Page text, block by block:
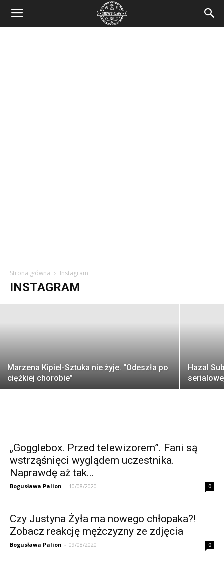
News
Strona główna Instagram
INSTAGRAM
BARDZO CHCIAŁ ŻYĆ…”
Bogusława Palion - 05/10/2025
Marzena Kipiel-Sztuka nie żyje. “Odeszła po
ciężkiej chorobie”
Hazal
„Gogglebox. Przed telewizorem”. Fani są
wstrząśnięci wyglądem uczestnika.
Naprawdę aż tak...
Bogusława Palion - 10/08/2020 0
Czy Justyna Żyła ma nowego chłopaka?!
Zobacz reakcję mężczyzny ze zdjęcia
Bogusława Palion - 09/08/2020 0